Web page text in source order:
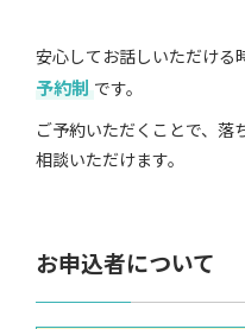
安心してお話しいただける
予約制 です。
ご予約いただくことで、落
相談いただけます。
お申込者について